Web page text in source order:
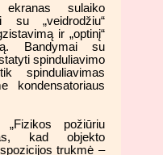
sulaiko
su „veidrodžiu“
ir „optinį“
Bandymai su
spinduliavimo
spinduliavimas
kondensatoriaus
požiūriu
kad objekto
trukmė –